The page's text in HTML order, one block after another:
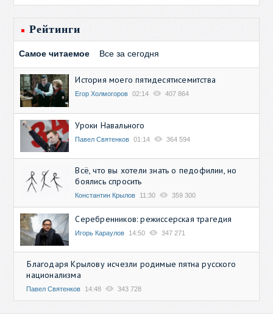
Рейтинги
Самое читаемое Все за сегодня
История моего пятидесятисемитства
Егор Холмогоров 02:14 407 864
Уроки Навального
Павел Святенков 01:14 364 594
Всё, что вы хотели знать о педофилии, но
боялись спросить
Константин Крылов 11:30 359 300
Серебренников: режиссерская трагедия
Игорь Караулов 14:50 347 271
Благодаря Крылову исчезли родимые пятна русского
национализма
Павел Святенков 14:48 343 728